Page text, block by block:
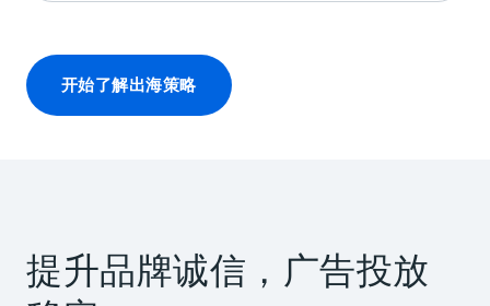
开始了解出海策略
提升品牌诚信，广告投放